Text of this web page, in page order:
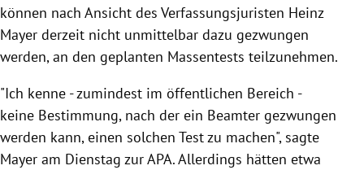
können nach Ansicht des Verfassungsjuristen Heinz
Mayer derzeit nicht unmittelbar dazu gezwungen
werden, an den geplanten Massentests teilzunehmen.
"Ich kenne - zumindest im öffentlichen Bereich -
keine Bestimmung, nach der ein Beamter gezwungen
werden kann, einen solchen Test zu machen", sagte
Mayer am Dienstag zur APA. Allerdings hätten etwa